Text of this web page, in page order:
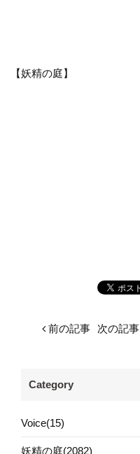
【妖精の庭】
前の記事 次の記事
Category
Voice(15)
妖精の庭(2082)